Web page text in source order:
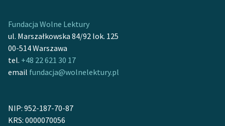
Ręce pełne poezji
Kolekcje edukacyjne
twórców przechodzących
do domeny publicznej,
Odkurzamy bohaterów
Fundacja Wolne Lektury
ul. Marszałkowska 84/92 lok. 125
00-514 Warszawa
tel. +48 22 621 30 17
email fundacja@wolnelektury.pl
NIP: 952-187-70-87
KRS: 0000070056